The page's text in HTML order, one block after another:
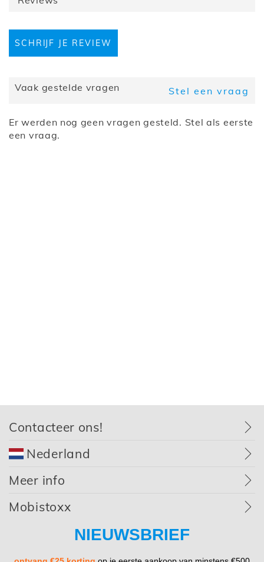
Collectie
Barcode
5400943111378
Bevestiging
Staand
LED-
Nee
Samenstelling2 schuifdeuren
interieur
SCHRIJF JE REVIEW
Vaak gestelde vragen Stel een vraag
Er werden nog geen vragen gesteld. Stel als eerste
een vraag.
Contacteer ons!
Nederland
Meer info
Mobistoxx
NIEUWSBRIEF